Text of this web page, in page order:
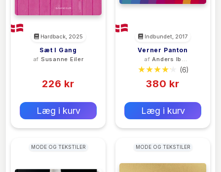
Hardback, 2025
Sæt I Gang
af Susanne Eiler
226 kr
Læg i kurv
Indbundet, 2017
Verner Panton
afAnders Ib
Michelsen
(6)
380 kr
Læg i kurv
MODE OG TEKSTILER MODE OG TEKSTILER